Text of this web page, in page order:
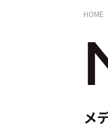
HOME
メ